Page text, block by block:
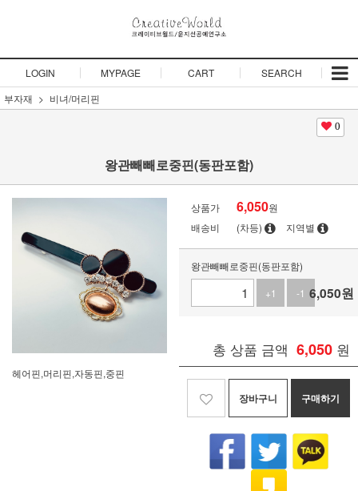
LOGIN MYPAGE CART
SEARCH
부자재
비녀/머리핀
0
왕관빼빼로중핀(동판포함)
헤어핀,머리핀,자동핀,중핀
상품가 6,050원
배송비
(차등) 지역별
왕관빼빼로중핀(동판포함)
+1
-1 6,050원
총 상품 금액 6,050 원
장바구니 구매하기